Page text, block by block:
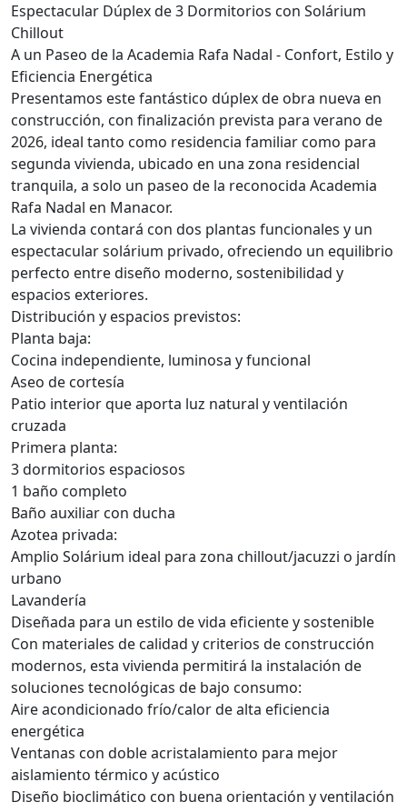
Espectacular Dúplex de 3 Dormitorios con Solárium
Chillout
A un Paseo de la Academia Rafa Nadal - Confort, Estilo y
Eficiencia Energética
Presentamos este fantástico dúplex de obra nueva en
construcción, con finalización prevista para verano de
2026, ideal tanto como residencia familiar como para
segunda vivienda, ubicado en una zona residencial
tranquila, a solo un paseo de la reconocida Academia
Rafa Nadal en Manacor.
La vivienda contará con dos plantas funcionales y un
espectacular solárium privado, ofreciendo un equilibrio
perfecto entre diseño moderno, sostenibilidad y
espacios exteriores.
Distribución y espacios previstos:
Planta baja:
Cocina independiente, luminosa y funcional
Aseo de cortesía
Patio interior que aporta luz natural y ventilación
cruzada
Primera planta:
3 dormitorios espaciosos
1 baño completo
Baño auxiliar con ducha
Azotea privada:
Amplio Solárium ideal para zona chillout/jacuzzi o jardín
urbano
Lavandería
Diseñada para un estilo de vida eficiente y sostenible
Con materiales de calidad y criterios de construcción
modernos, esta vivienda permitirá la instalación de
soluciones tecnológicas de bajo consumo:
Aire acondicionado frío/calor de alta eficiencia
energética
Ventanas con doble acristalamiento para mejor
aislamiento térmico y acústico
Diseño bioclimático con buena orientación y ventilación